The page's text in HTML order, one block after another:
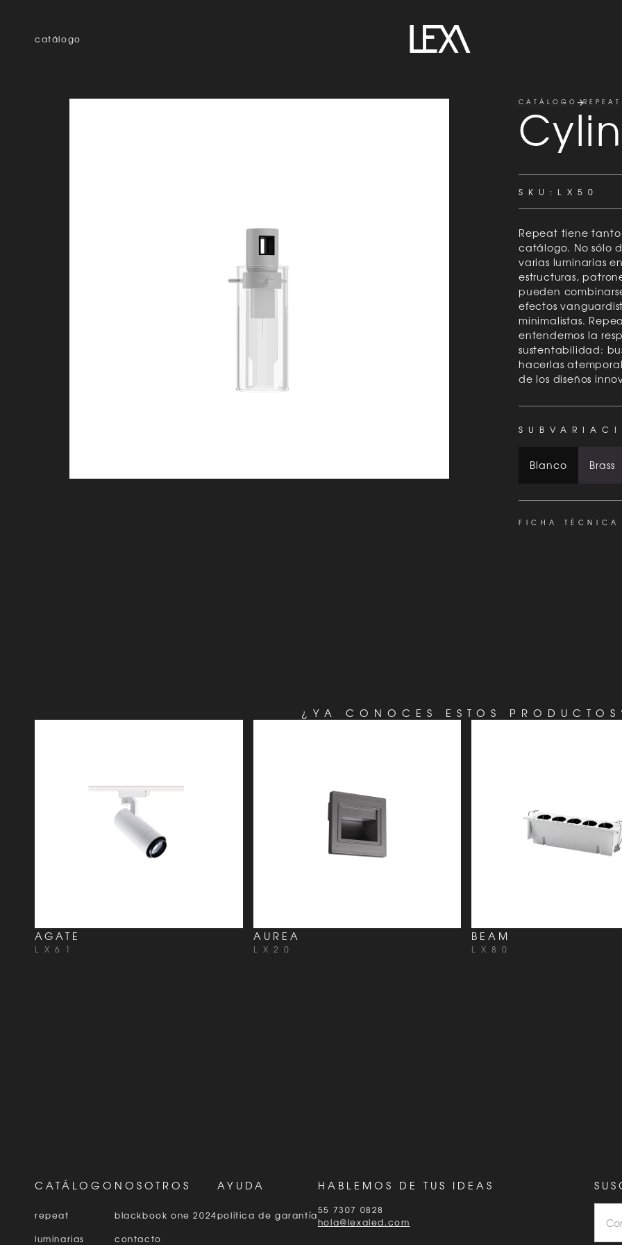
catálogo
CATÁLOGO REPEAT
SKU: LX50
Repeat tiene
catálogo. No sólo
varias luminarias
estructuras,
pueden
efectos
minimalistas.
entendemos la
sustentabilidad:
hacerlas
de los diseños
Blanco Brass
FICHA TÉCNICA
¿YA CONOCES ESTOS
AGATE
LX61
AUREA
LX20
BEAM
LX80
CATÁLOGO
repeat
luminarias
NOSOTROS
blackbook one 2024
contacto
AYUDA
política de garantía
HABLEMOS DE TUS IDEAS
55 7307 0828
hola@lexaled.com